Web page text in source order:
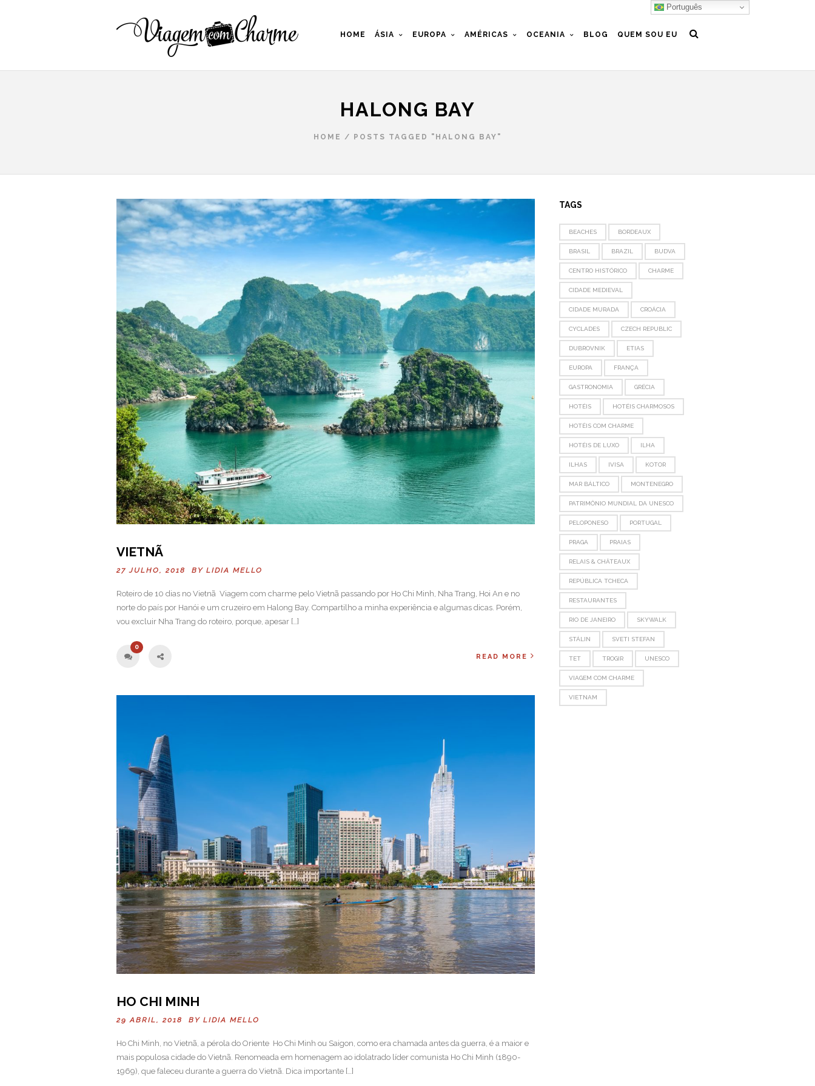
HOME ÁSIA EUROPA AMÉRICAS OCEANIA BLOG QUEM SOU EU
HALONG BAY
HOME / POSTS TAGGED "HALONG BAY"
VIETNÃ
27 JULHO, 2018 BY LIDIA MELLO
Roteiro de 10 dias no Vietnã Viagem com charme pelo Vietnã passando por Ho Chi Minh, Nha Trang, Hoi An e no
norte do país por Hanói e um cruzeiro em Halong Bay. Compartilho a minha experiência e algumas dicas. Porém,
vou excluir Nha Trang do roteiro, porque, apesar […]
0
READ MORE
HO CHI MINH
29 ABRIL, 2018 BY LIDIA MELLO
Ho Chi Minh, no Vietnã, a pérola do Oriente Ho Chi Minh ou Saigon, como era chamada antes da guerra, é a maior e
mais populosa cidade do Vietnã. Renomeada em homenagem ao idolatrado líder comunista Ho Chi Minh (1890-
1969), que faleceu durante a guerra do Vietnã. Dica importante […]
TAGS
BEACHES BORDEAUX
BRASIL BRAZIL BUDVA
CENTRO HISTÓRICO CHARME
CIDADE MEDIEVAL
CIDADE MURADA CROÁCIA
CYCLADES CZECH REPUBLIC
DUBROVNIK ETIAS
EUROPA FRANÇA
GASTRONOMIA GRÉCIA
HOTÉIS HOTÉIS CHARMOSOS
HOTÉIS COM CHARME
HOTÉIS DE LUXO ILHA
ILHAS IVISA KOTOR
MAR BÁLTICO MONTENEGRO
PATRIMÔNIO MUNDIAL DA UNESCO
PELOPONESO PORTUGAL
PRAGA PRAIAS
RELAIS & CHÂTEAUX
REPÚBLICA TCHECA
RESTAURANTES
RIO DE JANEIRO SKYWALK
STÁLIN SVETI STEFAN
TET TROGIR UNESCO
VIAGEM COM CHARME
VIETNAM
Português